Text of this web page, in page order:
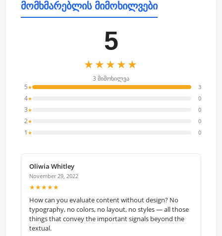
მომხმარებლის მიმოხილვები
5
★★★★★
3 მიმოხილვა
5★ 3
4★ 0
3★ 0
2★ 0
1 ★ 0
Oliwia Whitley
November 29, 2022
★★★★★
How can you evaluate content without design? No
typography, no colors, no layout, no styles — all those
things that convey the important signals beyond the
textual.